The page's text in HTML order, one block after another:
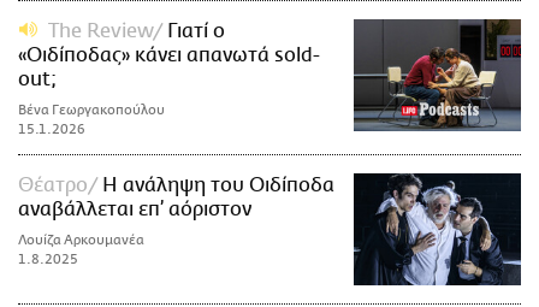
The Review
Γιατί ο
«Οιδίποδας» κάνει απανωτά sold-
out;
Βένα Γεωργακοπούλου
15.1.2026
Θέατρο
H ανάληψη του Οιδίποδα
αναβάλλεται επ’ αόριστον
Λουίζα Αρκουμανέα
1.8.2025